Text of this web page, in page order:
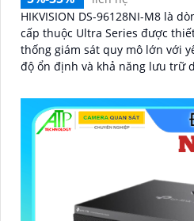
HIKVISION DS-96128NI-M8 là
cấp thuộc Ultra Series được
thống giám sát quy mô lớn với
độ ổn định và khả năng lưu trữ